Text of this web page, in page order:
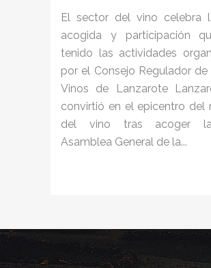
El sector del vino celebra
acogida y participación
tenido las actividades
por el Consejo Regulador de
Vinos de Lanzarote
convirtió en el epicentro del
del vino tras acoger
Asamblea General de la...